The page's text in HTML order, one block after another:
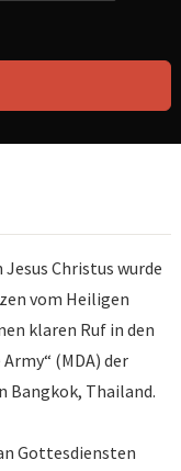
Christus wurde
vom Heiligen
klaren Ruf in den
(MDA) der
Bangkok, Thailand.
Gottesdiensten